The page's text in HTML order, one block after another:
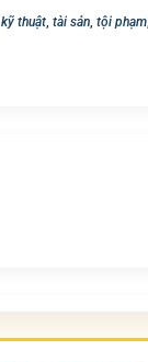
kỹ thuật, tài sản, tội phạm,